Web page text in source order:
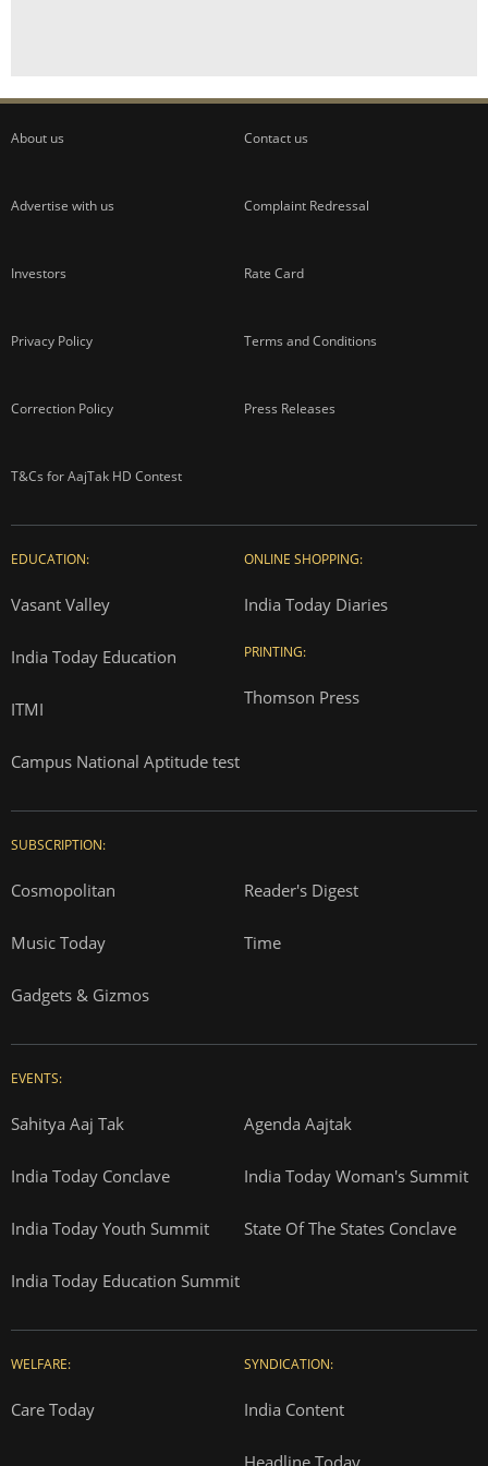
About us Contact us
Advertise with us Complaint Redressal
Investors Rate Card
Privacy Policy Terms and Conditions
Correction Policy Press Releases
T&Cs for AajTak HD Contest
EDUCATION:
Vasant Valley
India Today Education
ITMI
Campus National Aptitude test
ONLINE SHOPPING:
India Today Diaries
PRINTING:
Thomson Press
SUBSCRIPTION:
Cosmopolitan Reader's Digest
Music Today Time
Gadgets & Gizmos
EVENTS:
Sahitya Aaj Tak Agenda Aajtak
India Today Conclave India Today Woman's Summit
India Today Youth Summit State Of The States Conclave
India Today Education Summit
WELFARE:
Care Today
SYNDICATION:
India Content